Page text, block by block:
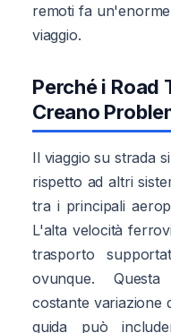
remoti fa
viaggio.
Perché i Road
Creano
Il viaggio su strada
rispetto ad altri
tra i principali
L'alta velocità
trasporto
ovunque.
costante variazione
guida può